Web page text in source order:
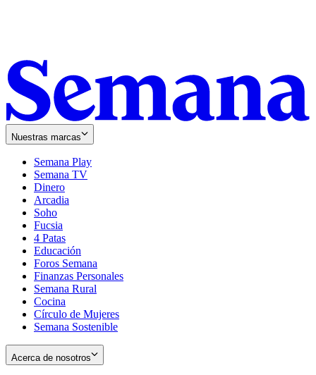
Nuestras marcas
Semana Play
Semana TV
Dinero
Arcadia
Soho
in
new
window
Fucsia
in
new
window
4 Patas
Educación
Foros Semana
Finanzas Personales
Semana Rural
Cocina
Círculo de Mujeres
Semana Sostenible
Acerca de nosotros